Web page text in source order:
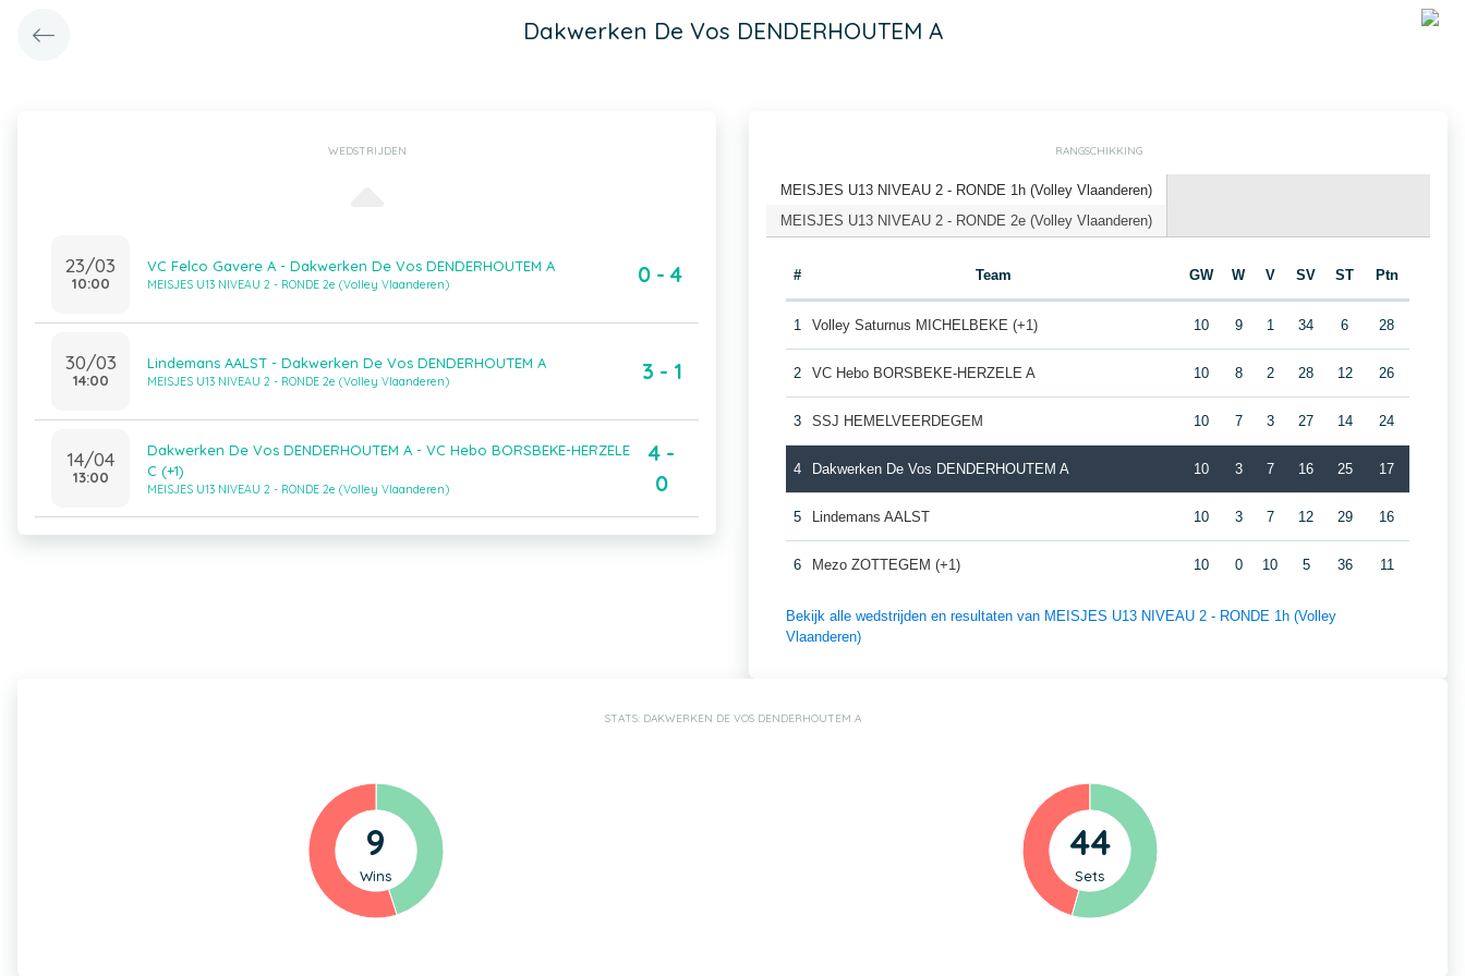
Dakwerken De Vos DENDERHOUTEM A
WEDSTRIJDEN
23/03
10:00
VC Felco Gavere A - Dakwerken De Vos DENDERHOUTEM A
MEISJES U13 NIVEAU 2 - RONDE 2e (Volley Vlaanderen) 0 - 4
30/03
14:00
Lindemans AALST - Dakwerken De Vos DENDERHOUTEM A
MEISJES U13 NIVEAU 2 - RONDE 2e (Volley Vlaanderen) 3 - 1
14/04
13:00
Dakwerken De Vos DENDERHOUTEM A - VC Hebo BORSBEKE-HERZELE
C (+1)
MEISJES U13 NIVEAU 2 - RONDE 2e (Volley Vlaanderen)
4 -
0
RANGSCHIKKING
MEISJES U13 NIVEAU 2 - RONDE 1h (Volley Vlaanderen)
MEISJES U13 NIVEAU 2 - RONDE 2e (Volley Vlaanderen)
# Team GW W V SV ST Ptn
1 Volley Saturnus MICHELBEKE (+1) 10 9 1 34 6 28
2 VC Hebo BORSBEKE-HERZELE A 10 8 2 28 12 26
3 SSJ HEMELVEERDEGEM 10 7 3 27 14 24
4 Dakwerken De Vos DENDERHOUTEM A 10 3 7 16 25 17
5 Lindemans AALST 10 3 7 12 29 16
6 Mezo ZOTTEGEM (+1) 10 0 10 5 36 11
Bekijk alle wedstrijden en resultaten van MEISJES U13 NIVEAU 2 - RONDE 1h (Volley
Vlaanderen)
STATS: DAKWERKEN DE VOS DENDERHOUTEM A
9
Wins
44
Sets